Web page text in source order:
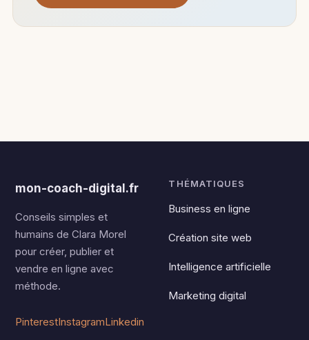
mon-coach-digital.fr
Conseils simples et
humains de Clara Morel
pour créer, publier et
vendre en ligne avec
méthode.
PinterestInstagramLinkedin
THÉMATIQUES
Business en ligne
Création site web
Intelligence artificielle
Marketing digital